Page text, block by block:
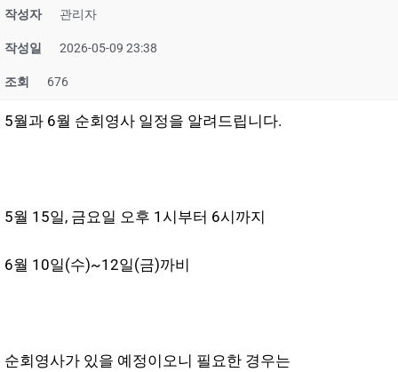
작성자 관리자
작성일 2026-05-09 23:38
조회 676
5월과 6월 순회영사 일정을 알려드립니다.
5월 15일, 금요일 오후 1시부터 6시까지
6월 10일(수)~12일(금)까비
순회영사가 있을 예정이오니 필요한 경우는